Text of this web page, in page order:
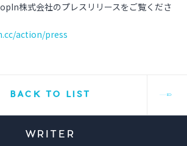
株式会社のプレスリリースをご覧くださ
action/press
BACK TO LIST
WRITER